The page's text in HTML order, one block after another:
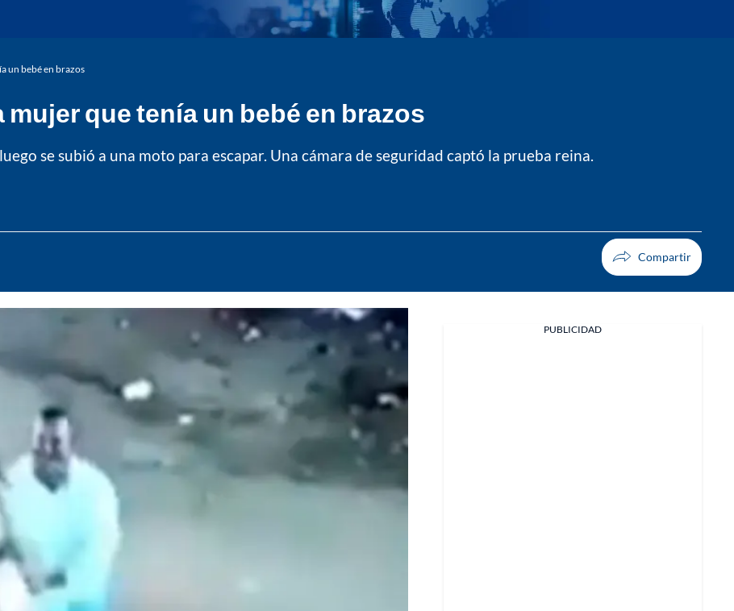
un bebé en brazos
que tenía un bebé en brazos
se subió a una moto para escapar. Una cámara de seguridad captó la prueba reina.
PUBLICIDAD